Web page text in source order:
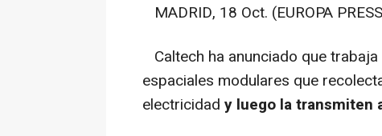
MADRID, 18 Oct. (EUROPA
Caltech ha anunciado que
espaciales modulares que
electricidad y luego la transmiten